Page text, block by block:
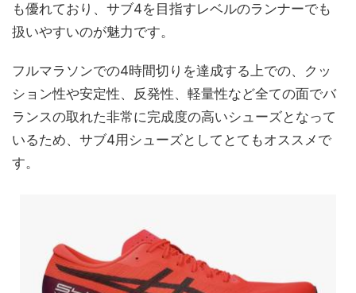
も優れており、サブ4を目指すレベルのランナーでも
扱いやすいのが魅力です。
フルマラソンでの4時間切りを達成する上での、クッ
ション性や安定性、反発性、軽量性など全ての面でバ
ランスの取れた非常に完成度の高いシューズとなって
いるため、サブ4用シューズとしてとてもオススメで
す。